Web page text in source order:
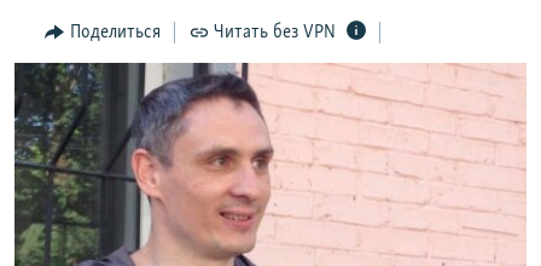
поискуИНФОГРАФИКА
ТЕЛЕПРОЕКТ КРЫМ.РЕАЛИИ
СОВЕТЫ ПРАВОЗАЩИТНИКОВ
ПРОПАВШИЕ БЕЗ ВЕСТИ
ПОБЕДИТЕЛЕЙ НЕ СУДЯТ?
КРЫМ.НЕПОКОРЕННЫЙ
КАК ОБОЙТИ БЛОКИРОВКУ
Українською
Qırımtatar
ПРИСОЕДИНЯЙТЕСЬ!
Поделиться Читать без VPN